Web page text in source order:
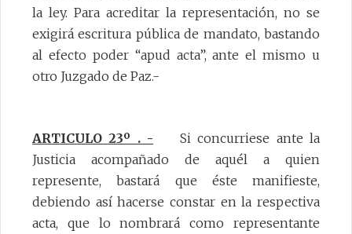
la ley. Para acreditar la representación, no se
exigirá escritura pública de mandato, bastando
al efecto poder “apud acta”, ante el mismo u
otro Juzgado de Paz.-
ARTICULO 23º . - Si concurriese ante la
Justicia acompañado de aquél a quien
represente, bastará que éste manifieste,
debiendo así hacerse constar en la respectiva
acta, que lo nombrará como representante